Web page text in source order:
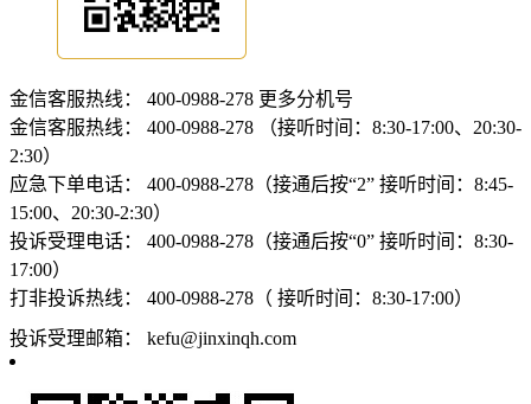
金信客服热线： 400-0988-278 更多分机号
金信客服热线：
400-0988-278 （接听时间：8:30-17:00、20:30-
2:30）
应急下单电话：
400-0988-278（接通后按“2” 接听时间：8:45-
15:00、20:30-2:30）
投诉受理电话：
400-0988-278（接通后按“0” 接听时间：8:30-
17:00）
打非投诉热线：
400-0988-278（ 接听时间：8:30-17:00）
投诉受理邮箱：
kefu@jinxinqh.com